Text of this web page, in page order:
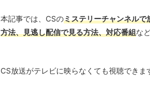
本記事では、CSのミステリーチャンネルで
方法、見逃し配信で見る方法、対応番組な
CS放送がテレビに映らなくても視聴できま